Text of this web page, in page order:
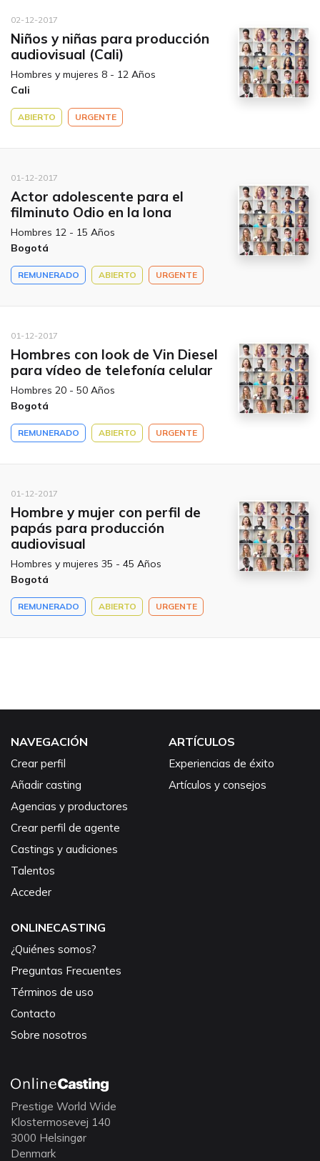
02-12-2017
Niños y niñas para producción
audiovisual (Cali)
Hombres y mujeres 8 - 12 Años
Cali
ABIERTO URGENTE
01-12-2017
Actor adolescente para el
filminuto Odio en la lona
Hombres 12 - 15 Años
Bogotá
REMUNERADO ABIERTO URGENTE
01-12-2017
Hombres con look de Vin Diesel
para vídeo de telefonía celular
Hombres 20 - 50 Años
Bogotá
REMUNERADO ABIERTO URGENTE
01-12-2017
Hombre y mujer con perfil de
papás para producción
audiovisual
Hombres y mujeres 35 - 45 Años
Bogotá
REMUNERADO ABIERTO URGENTE
NAVEGACIÓN
Crear perfil
Añadir casting
Agencias y productores
Crear perfil de agente
Castings y audiciones
Talentos
Acceder
ARTÍCULOS
Experiencias de éxito
Artículos y consejos
ONLINECASTING
¿Quiénes somos?
Preguntas Frecuentes
Términos de uso
Contacto
Sobre nosotros
Prestige World Wide
Klostermosevej 140
3000 Helsingør
Denmark